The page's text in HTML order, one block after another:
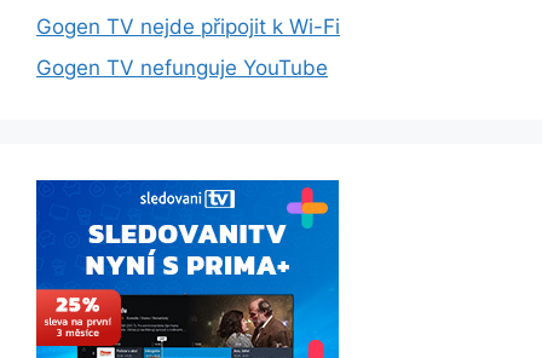
Gogen TV nejde připojit k Wi-Fi
Gogen TV nefunguje YouTube